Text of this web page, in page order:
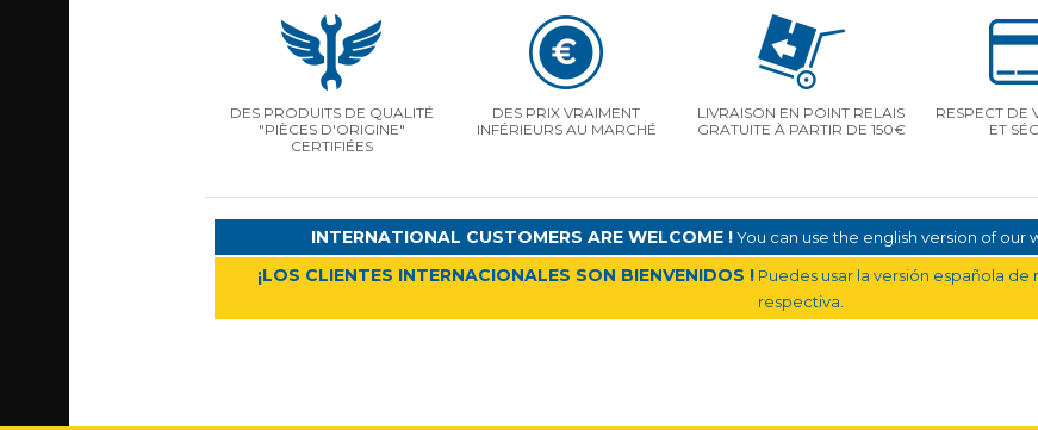
DES PRODUITS DE QUALITÉ
"PIÈCES D'ORIGINE"
CERTIFIÉES
DES PRIX VRAIMENT
INFÉRIEURS AU MARCHÉ
LIVRAISON EN POINT RELAIS
GRATUITE À PARTIR DE 150€
RESPECT DE
ET
INTERNATIONAL CUSTOMERS ARE WELCOME !You can use the english version of our
¡LOS CLIENTES INTERNACIONALES SON BIENVENIDOS ! Puedes usar la versión española
respectiva.